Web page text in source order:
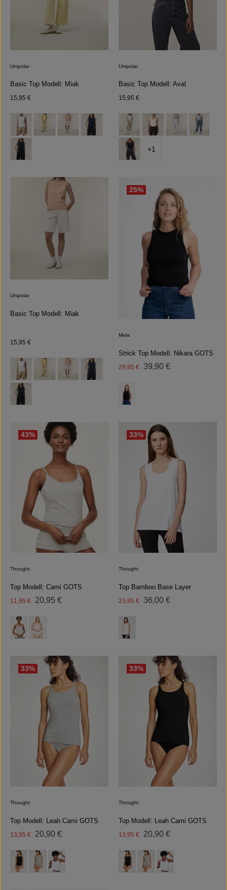
Unipolar
Basic Top Modell: Miak
Regulärer Preis:
15,95 €
Farbe auswählen
(Diese Option ist zurzeit nicht verfügbar.)
Unipolar
Basic Top Modell: Aval
Regulärer Preis:
15,95 €
Farbe auswählen
+1
Unipolar
Basic Top Modell: Miak
Regulärer Preis:
15,95 €
Farbe auswählen
(Diese Option ist zurzeit nicht verfügbar.)
25%
Mela
Strick Top Modell: Nikara GOTS
Verkaufspreis:
29,95 € Regulärer Preis:
39,90 €
Farbe
43%
Thought
Top Modell: Cami GOTS
Verkaufspreis:
11,95 € Regulärer Preis:
20,95 €
Farbeauswählen
(Diese Option ist zurzeit nicht verfügbar.)
33%
Thought
Top Bamboo Base Layer
Verkaufspreis:
23,95 € Regulärer Preis:
36,00 €
Farbe
33%
Thought
Top Modell: Leah Cami GOTS
Verkaufspreis:
13,95 € Regulärer Preis:
20,90 €
Farbe auswählen
33%
Thought
Top Modell: Leah Cami GOTS
Verkaufspreis:
13,95 € Regulärer Preis:
20,90 €
Farbe auswählen